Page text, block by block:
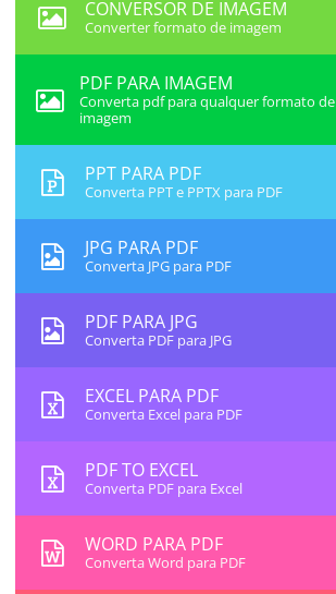
CONVERSOR DE IMAGEM
Converter formato de imagem
PDF PARA IMAGEM
Converta pdf para qualquer formato de
imagem
PPT PARA PDF
Converta PPT e PPTX para PDF
JPG PARA PDF
Converta JPG para PDF
PDF PARA JPG
Converta PDF para JPG
EXCEL PARA PDF
Converta Excel para PDF
PDF TO EXCEL
Converta PDF para Excel
WORD PARA PDF
Converta Word para PDF